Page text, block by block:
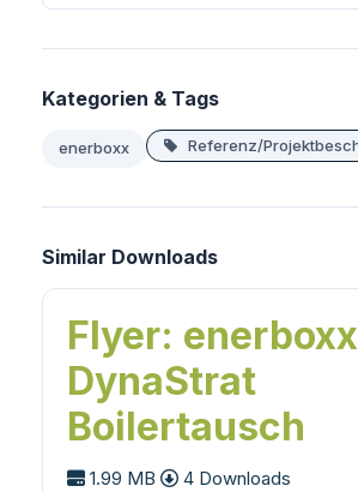
Kategorien & Tags
enerboxx Referenz/
Similar Downloads
Flyer: enerboxx
DynaStrat
Boilertausch
1.99 MB 4 Downloads